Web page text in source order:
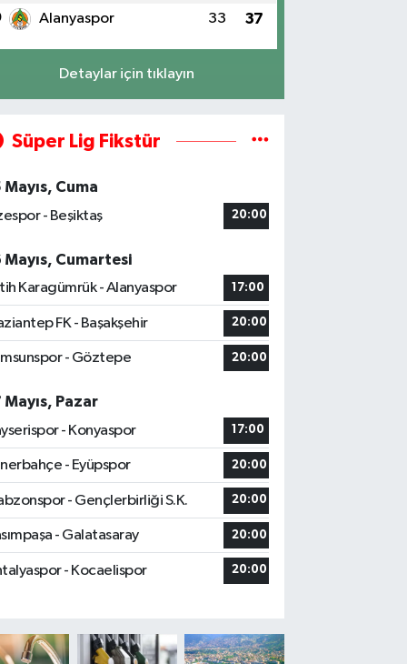
Alanyaspor 33 37
Detaylar için tıklayın
Süper Lig Fikstür
Mayıs, Cuma
- Beşiktaş
20:00
Mayıs, Cumartesi
Karagümrük - Alanyaspor
17:00
FK - Başakşehir 20:00
- Göztepe 20:00
Mayıs, Pazar
- Konyaspor
17:00
- Eyüpspor 20:00
- Gençlerbirliği S.K. 20:00
- Galatasaray 20:00
- Kocaelispor 20:00